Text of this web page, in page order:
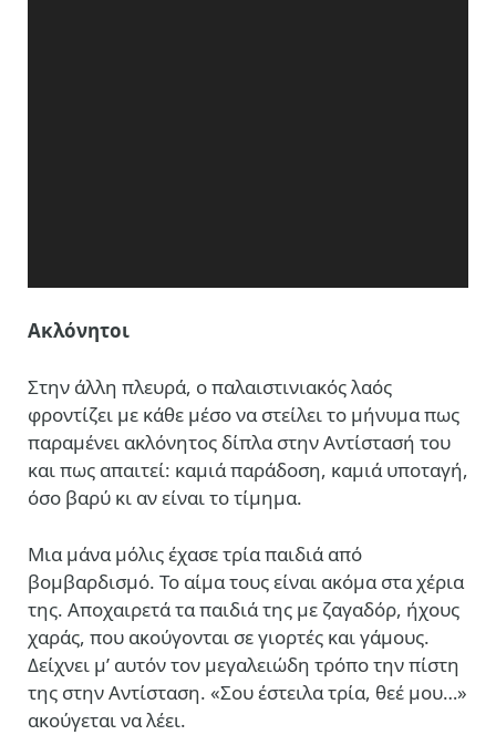
Aκλόνητοι
Στην άλλη πλευρά, ο παλαιστινιακός λαός
φροντίζει με κάθε μέσο να στείλει το μήνυμα πως
παραμένει ακλόνητος δίπλα στην Αντίστασή του
και πως απαιτεί: καμιά παράδοση, καμιά υποταγή,
όσο βαρύ κι αν είναι το τίμημα.
Μια μάνα μόλις έχασε τρία παιδιά από
βομβαρδισμό. Το αίμα τους είναι ακόμα στα χέρια
της. Αποχαιρετά τα παιδιά της με ζαγαδόρ, ήχους
χαράς, που ακούγονται σε γιορτές και γάμους.
Δείχνει μ’ αυτόν τον μεγαλειώδη τρόπο την πίστη
της στην Αντίσταση. «Σου έστειλα τρία, θεέ μου…»
ακούγεται να λέει.